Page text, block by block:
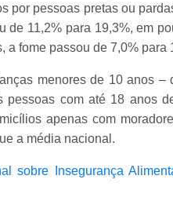
por pessoas pretas ou
de 11,2% para 19,3%, em
a fome passou de 7,0% para
menores de 10 anos –
pessoas com até 18 anos
apenas com
a média nacional.
sobre Insegurança